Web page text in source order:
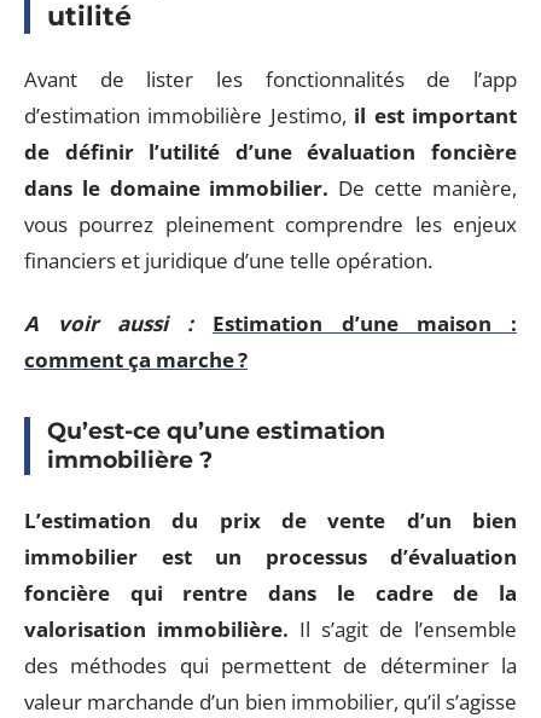
utilité
Avant de lister les fonctionnalités de l’app
d’estimation immobilière Jestimo, il est important
de définir l’utilité d’une évaluation foncière
dans le domaine immobilier. De cette manière,
vous pourrez pleinement comprendre les enjeux
financiers et juridique d’une telle opération.
A voir aussi :
Estimation d’une maison :
comment ça marche ?
Qu’est-ce qu’une estimation
immobilière ?
L’estimation du prix de vente d’un bien
immobilier est un processus d’évaluation
foncière qui rentre dans le cadre de la
valorisation immobilière. Il s’agit de l’ensemble
des méthodes qui permettent de déterminer la
valeur marchande d’un bien immobilier, qu’il s’agisse